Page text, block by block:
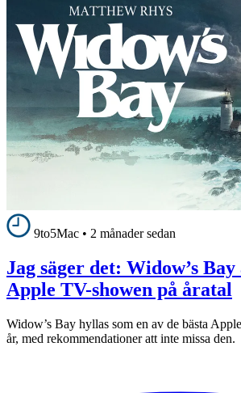
9to5Mac • 2 månader sedan
Jag säger det: Widow’s
Apple TV-showen på åratal
Widow’s Bay hyllas som en av de bästa
år, med rekommendationer att inte missa den.